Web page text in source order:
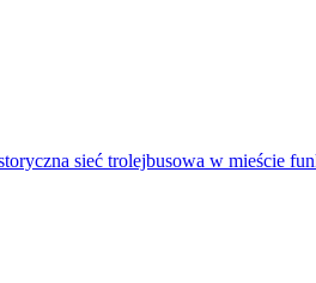
sieć trolejbusowa w mieście